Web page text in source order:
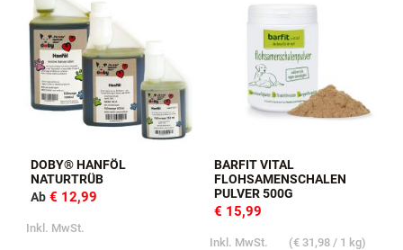
DOBY® HANFÖL
NATURTRÜB
Ab € 12,99
Inkl. MwSt.
BARFIT VITAL
FLOHSAMENSCHALEN
PULVER 500G
€ 15,99
Inkl. MwSt. (€ 31,98 / 1 kg)